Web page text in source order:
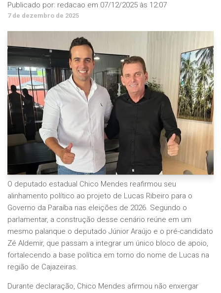
Publicado por: redacao em 07/12/2025 às 12:07
7 de dezembro de 2025
O deputado estadual Chico Mendes reafirmou seu
alinhamento político ao projeto de Lucas Ribeiro para o
Governo da Paraíba nas eleições de 2026. Segundo o
parlamentar, a construção desse cenário reúne em um
mesmo palanque o deputado Júnior Araújo e o pré-candidato
Zé Aldemir, que passam a integrar um único bloco de apoio,
fortalecendo a base política em torno do nome de Lucas na
região de Cajazeiras.
Durante declaração, Chico Mendes afirmou não enxergar